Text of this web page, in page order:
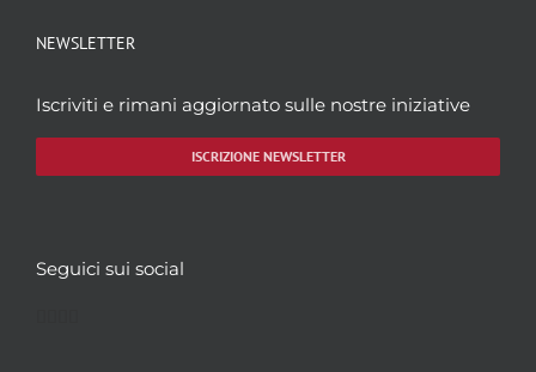
NEWSLETTER
Iscriviti e rimani aggiornato sulle nostre iniziative
ISCRIZIONE NEWSLETTER
Seguici sui social